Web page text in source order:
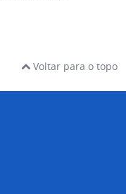
Voltar para o topo